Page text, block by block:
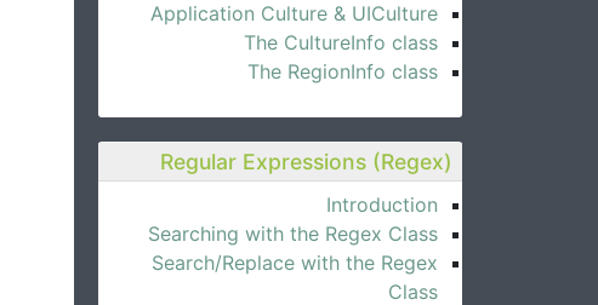
Application Culture & UICulture
The CultureInfo class
The RegionInfo class
Regular Expressions (Regex)
Introduction
Searching with the Regex Class
Search/Replace with the Regex
Class